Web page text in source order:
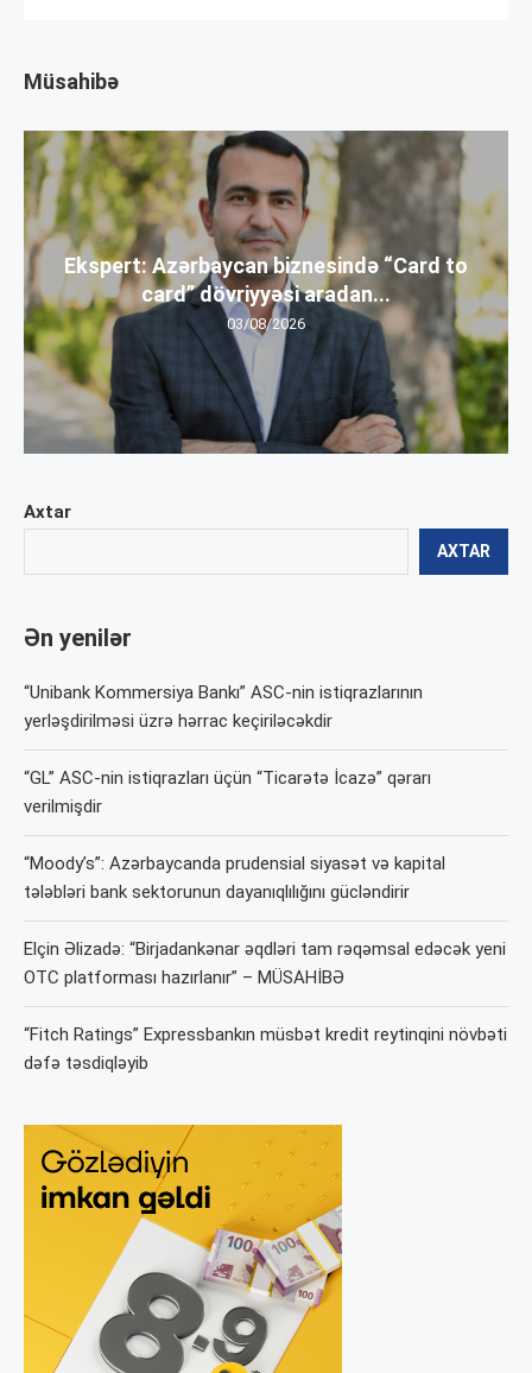
Axtar
AXTAR
Ən yenilər
“Unibank Kommersiya Bankı” ASC-nin istiqrazlarının
yerləşdirilməsi üzrə hərrac keçiriləcəkdir
“GL” ASC-nin istiqrazları üçün “Ticarətə İcazə” qərarı
verilmişdir
“Moody’s”: Azərbaycanda prudensial siyasət və kapital
tələbləri bank sektorunun dayanıqlılığını gücləndirir
Elçin Əlizadə: “Birjadankənar əqdləri tam rəqəmsal edəcək yeni
OTC platforması hazırlanır” – MÜSAHİBƏ
“Fitch Ratings” Expressbankın müsbət kredit reytinqini növbəti
dəfə təsdiqləyib
Müsahibə
Ekspert: Azərbaycan biznesində “Card to
card” dövriyyəsi aradan...
03/08/2026